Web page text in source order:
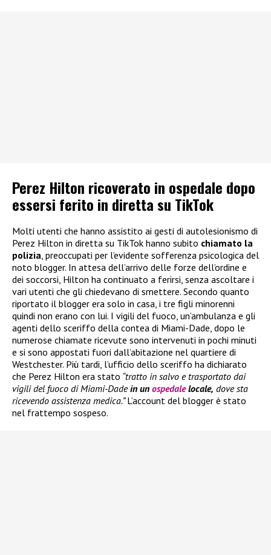
Perez Hilton ricoverato in ospedale dopo
essersi ferito in diretta su TikTok
Molti utenti che hanno assistito ai gesti di autolesionismo di
Perez Hilton in diretta su TikTok hanno subito chiamato la
polizia , preoccupati per l’evidente sofferenza psicologica del
noto blogger. In attesa dell’arrivo delle forze dell’ordine e
dei soccorsi, Hilton ha continuato a ferirsi, senza ascoltare i
vari utenti che gli chiedevano di smettere. Secondo quanto
riportato il blogger era solo in casa, i tre figli minorenni
quindi non erano con lui. I vigili del fuoco, un’ambulanza e gli
agenti dello sceriffo della contea di Miami-Dade, dopo le
numerose chiamate ricevute sono intervenuti in pochi minuti
e si sono appostati fuori dall’abitazione nel quartiere di
Westchester. Più tardi, l’ufficio dello sceriffo ha dichiarato
che Perez Hilton era stato “tratto in salvo e trasportato dai
vigili del fuoco di Miami-Dadein un ospedalelocale, dove sta
ricevendo assistenza medica.”L’account del blogger è stato
nel frattempo sospeso.